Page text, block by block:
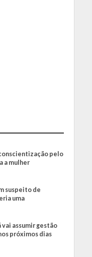
pelo
a mulher
suspeito de
uma
assumir gestão
próximos dias